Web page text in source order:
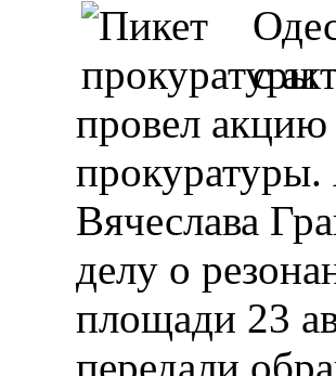
с
провел акцию
Вячеслава
делу о
площади 23
передали